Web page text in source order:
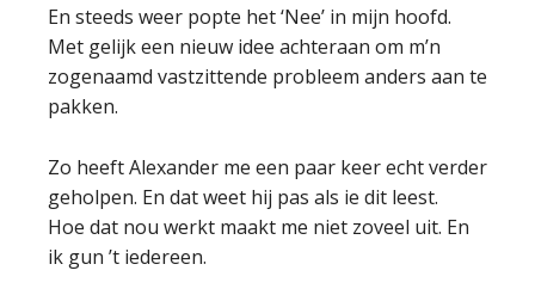
En steeds weer popte het ‘Nee’ in mijn hoofd.
Met gelijk een nieuw idee achteraan om m’n
zogenaamd vastzittende probleem anders aan te
pakken.
Zo heeft Alexander me een paar keer echt verder
geholpen. En dat weet hij pas als ie dit leest.
Hoe dat nou werkt maakt me niet zoveel uit. En
ik gun ’t iedereen.